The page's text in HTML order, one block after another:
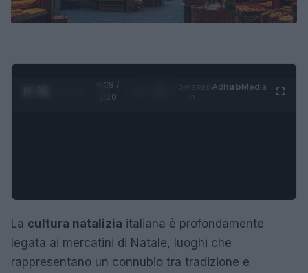
0:29 /
1:20
AdhubMedia
La cultura natalizia italiana è profondamente
legata ai mercatini di Natale, luoghi che
rappresentano un connubio tra tradizione e